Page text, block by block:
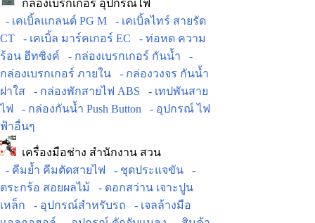
กล่องเบรกเกอร์ อุปกรณ์ไฟ
- เคเบิ้ลแกลนด์ PG M
- เคเบิ้ลไทร์ สายรัด
CT
- เคเบิ้ล มาร์คเกอร์ EC
- ท่อหด ความ
ร้อน ฮีทซิงค์
- กล่องเบรกเกอร์ กันน้ำ
-
กล่องเบรกเกอร์ ภายใน
- กล่องวงจร กันน้ำ
ฝาใส
- กล่องพักสายไฟ ABS
- เทปพันสาย
ไฟ
- กล่องกันน้ำ Push Button
- อุปกรณ์ ไฟ
ฟ้าอื่นๆ
เครื่องมือช่าง สำนักงาน สวน
- คีมย้ำ คีมตัดสายไฟ
- ชุดประแจขัน
-
ตระกร้อ สอยผลไม้
- ดอกสว่าน เจาะปูน
เหล็ก
- อุปกรณ์สำหรับรถ
- เจลล้างมือ